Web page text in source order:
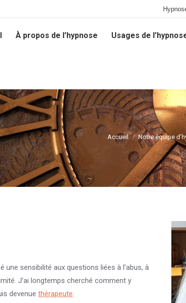
À propos de l’hypnose Usages de
Accueil Notre équipe
une sensibilité aux questions liées à l’abus, à
J’ai longtemps cherché comment y
devenue thérapeute.
À propos de l’hypnose Usages de